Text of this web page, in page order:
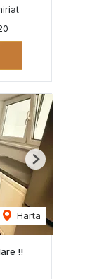
Harta
Next
!!